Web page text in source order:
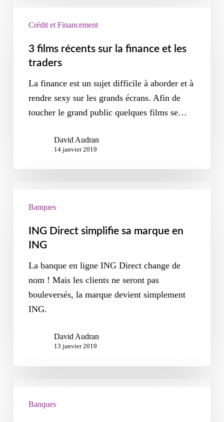
Crédit et Financement
3 films récents sur la finance et les
traders
La finance est un sujet difficile à aborder et à
rendre sexy sur les grands écrans. Afin de
toucher le grand public quelques films se…
David Audran
14 janvier 2019
Banques
ING Direct simplifie sa marque en
ING
La banque en ligne ING Direct change de
nom ! Mais les clients ne seront pas
bouleversés, la marque devient simplement
ING.
David Audran
13 janvier 2019
Banques